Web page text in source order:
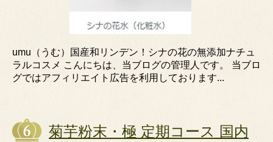
umu（うむ）国産和リンデン！シナの花の無添加ナチュ
ラルコスメ こんにちは、当ブログの管理人です。 当ブロ
グではアフィリエイト広告を利用しております...
菊芋粉末・極 定期コース 国内